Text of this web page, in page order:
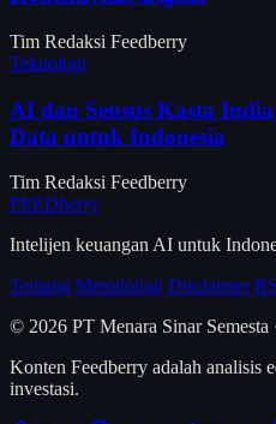
Tim Redaksi Feedberry
Teknologi
AI dan Sensus Kasta
Data untuk Indonesia
Tim Redaksi Feedberry
FEEDberry
Intelijen keuangan AI untuk
Tentang Metodologi Disclaimer
© 2026 PT Menara Sinar Semesta
Konten Feedberry adalah analisis
investasi.